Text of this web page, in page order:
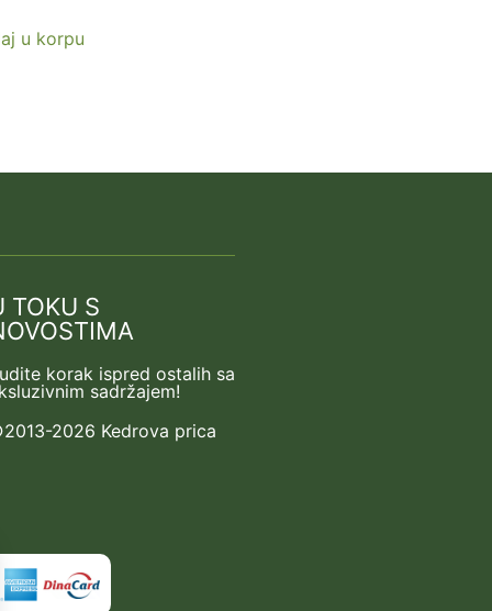
u korpu
TOKU S
korak ispred ostalih sa
sadržajem!
2026 Kedrova prica